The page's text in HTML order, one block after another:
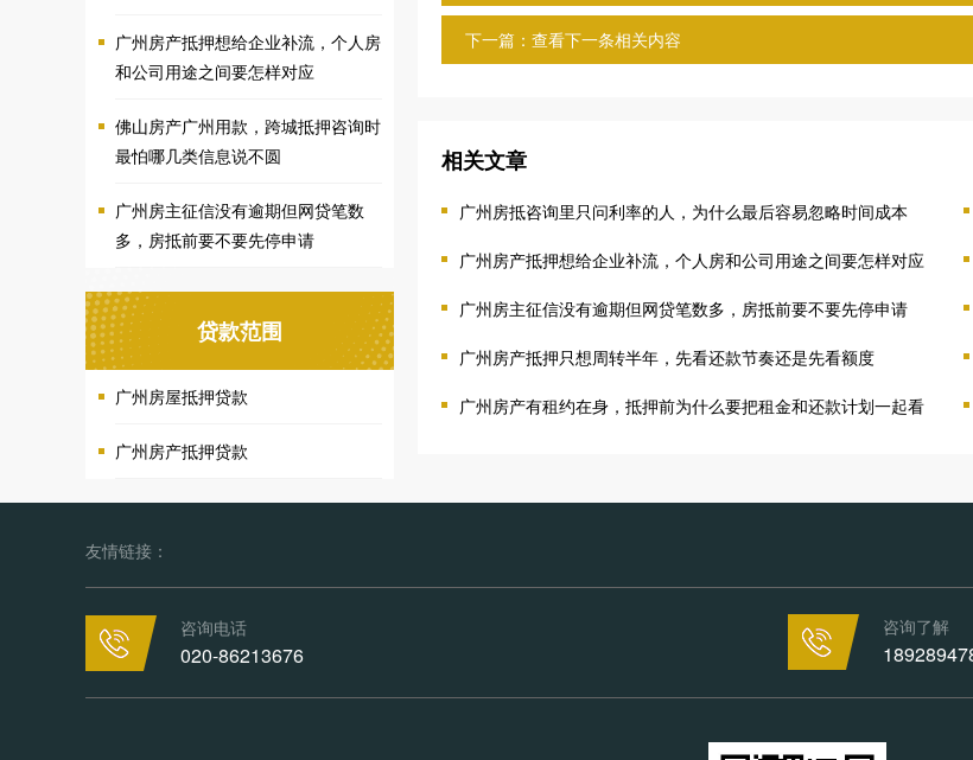
广州房产抵押想给企业补流，个人房
和公司用途之间要怎样对应
佛山房产广州用款，跨城抵押咨询时
最怕哪几类信息说不圆
广州房主征信没有逾期但网贷笔数
多，房抵前要不要先停申请
贷款范围
广州房屋抵押贷款
广州房产抵押贷款
下一篇：查看下一条相关内容
相关文章
广州房抵咨询里只问利率的人，为什么最后容易忽略时间成本
广州房产抵押想给企业补流，个人房和公司用途之间要怎样对应
广州房主征信没有逾期但网贷笔数多，房抵前要不要先停申请
广州房产抵押只想周转半年，先看还款节奏还是先看额度
广州房产有租约在身，抵押前为什么要把租金和还款计划一起看
友情链接：
咨询电话
020-86213676
咨询了解